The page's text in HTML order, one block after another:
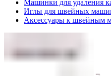
Машинки для удаления
Иглы для швейных
Аксессуары к швейным